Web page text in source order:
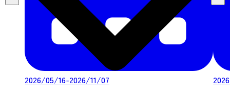
2026/05/16-2026/11/07